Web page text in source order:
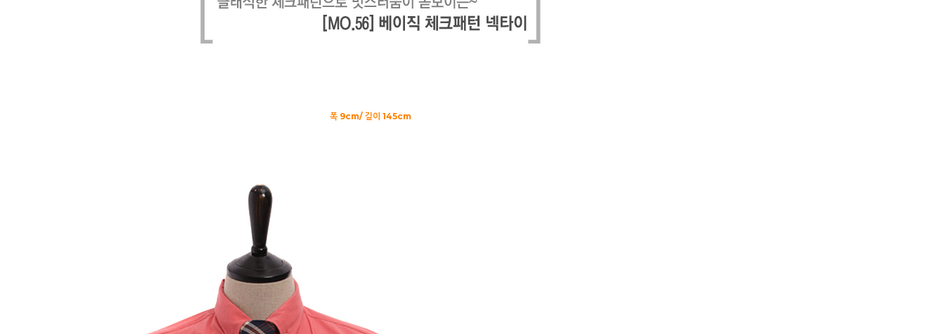
폭 9cm/ 길이 145cm